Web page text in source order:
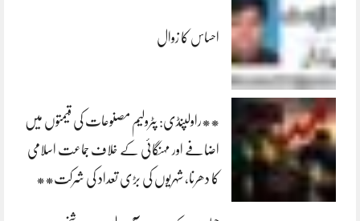
احساس کا زوال
**راولپنڈی: پٹرولیم مصنوعات کی قیمتوں میں
اضافے اور مہنگائی کے خلاف جماعت اسلامی
کا دھرنا، شہریوں کی بڑی تعداد کی شرکت**